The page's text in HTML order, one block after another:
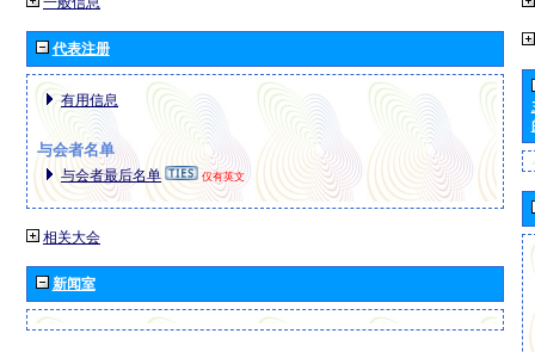
代表注册
有用信息
与会者名单
与会者最后名单 仅有英文
相关大会
新闻室